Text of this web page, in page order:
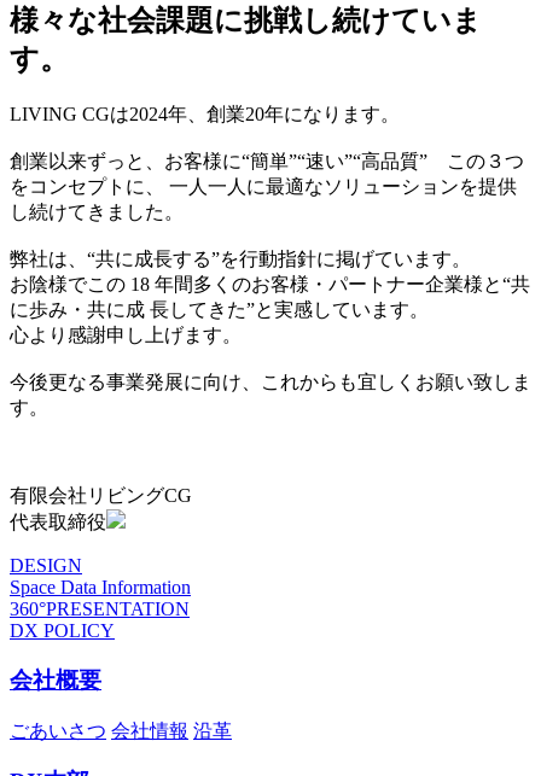
様々な社会課題に挑戦し続けていま
す。
LIVING CGは2024年、創業20年になります。
創業以来ずっと、お客様に“簡単”“速い”“高品質” この３つ
をコンセプトに、 一人一人に最適なソリューションを提供
し続けてきました。
弊社は、“共に成長する”を行動指針に掲げています。
お陰様でこの 18 年間多くのお客様・パートナー企業様と“共
に歩み・共に成 長してきた”と実感しています。
心より感謝申し上げます。
今後更なる事業発展に向け、これからも宜しくお願い致しま
す。
有限会社リビングCG
代表取締役
DESIGN
Space Data Information
360°PRESENTATION
DX POLICY
会社概要
ごあいさつ 会社情報 沿革